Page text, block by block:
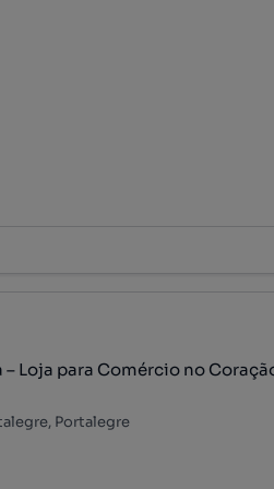
Loja para Comércio no
Portalegre